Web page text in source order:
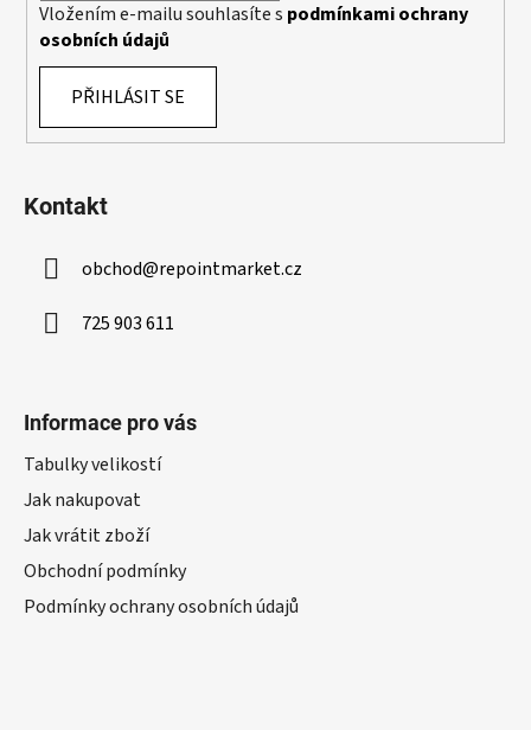
Vložením e-mailu souhlasíte s podmínkami ochrany
osobních údajů
PŘIHLÁSIT SE
Kontakt
obchod@repointmarket.cz
725 903 611
Informace pro vás
Tabulky velikostí
Jak nakupovat
Jak vrátit zboží
Obchodní podmínky
Podmínky ochrany osobních údajů